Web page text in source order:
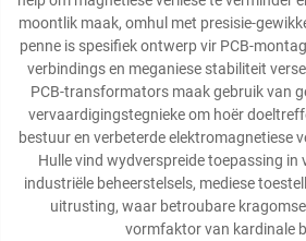
moontlik maak, omhul met presisie-
penne is spesifiek ontwerp vir PCB-
verbindings en meganiese stabiliteit
PCB-transformators maak gebruik van
vervaardigingstegnieke om hoër
bestuur en verbeterde elektromagnetiese
Hulle vind wydverspreide toepassing in
industriële beheerstelsels, mediese
uitrusting, waar betroubare
vormfaktor van kardinale